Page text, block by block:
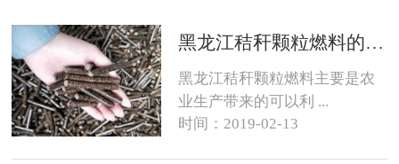
黑龙江秸秆颗粒燃料的销路在哪？
黑龙江秸秆颗粒燃料主要是农
业生产带来的可以利 ...
时间：2019-02-13